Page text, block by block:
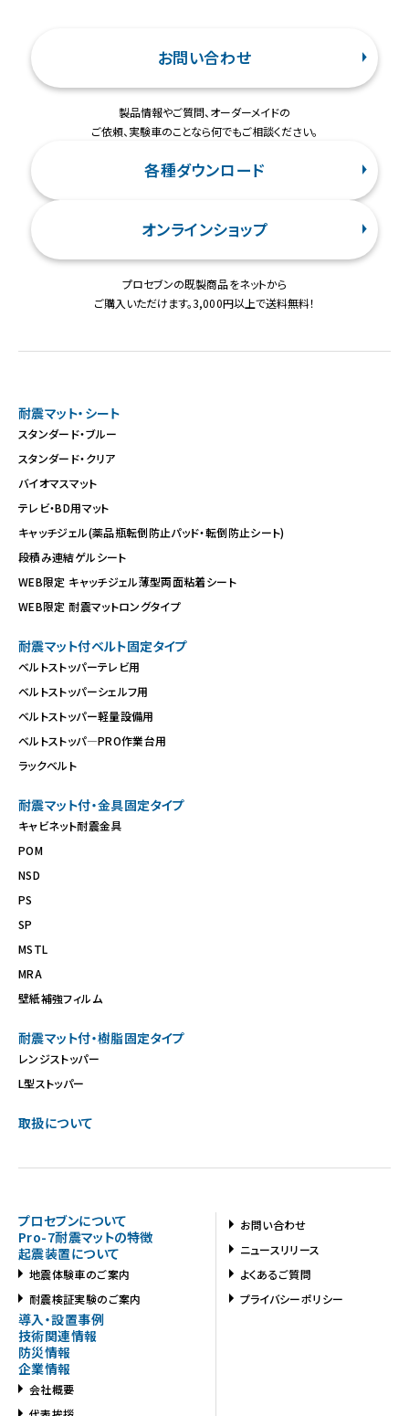
お問い合わせ
製品情報やご質問、オーダーメイドの
ご依頼、実験車のことなら何でもご相談ください。
各種ダウンロード
オンラインショップ
プロセブンの既製商品をネットから
ご購入いただけます。3,000円以上で送料無料！
耐震マット・シート
スタンダード・ブルー
スタンダード・クリア
バイオマスマット
テレビ・BD用マット
キャッチジェル(薬品瓶転倒防止パッド・転倒防止シート)
段積み連結ゲルシート
WEB限定 キャッチジェル薄型両面粘着シート
WEB限定 耐震マットロングタイプ
耐震マット付ベルト固定タイプ
ベルトストッパーテレビ用
ベルトストッパーシェルフ用
ベルトストッパー軽量設備用
ベルトストッパ―PRO作業台用
ラックベルト
耐震マット付・金具固定タイプ
キャビネット耐震金具
POM
NSD
PS
SP
MSTL
MRA
壁紙補強フィルム
耐震マット付・樹脂固定タイプ
レンジストッパー
L型ストッパー
取扱について
プロセブンについて
Pro-7耐震マットの特徴
起震装置について
地震体験車のご案内
耐震検証実験のご案内
導入・設置事例
技術関連情報
防災情報
企業情報
会社概要
お問い合わせ
ニュースリリース
よくあるご質問
プライバシーポリシー